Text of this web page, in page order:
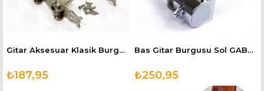
Gitar Aksesuar Klasik Burgu Takımı CGTG
₺187,95
Bas Gitar Burgusu Sol GABBL
₺250,95